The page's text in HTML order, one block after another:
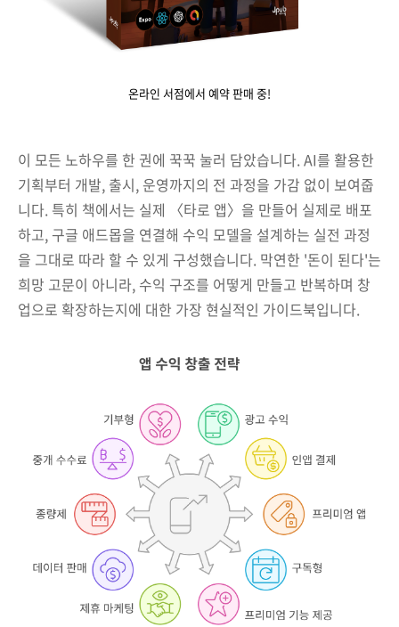
온라인 서점에서 예약 판매 중!
이 모든 노하우를 한 권에 꾹꾹 눌러 담았습니다. AI를 활용한
기획부터 개발, 출시, 운영까지의 전 과정을 가감 없이 보여줍
니다. 특히 책에서는 실제 〈타로 앱〉을 만들어 실제로 배포
하고, 구글 애드몹을 연결해 수익 모델을 설계하는 실전 과정
을 그대로 따라 할 수 있게 구성했습니다. 막연한 '돈이 된다'는
희망 고문이 아니라, 수익 구조를 어떻게 만들고 반복하며 창
업으로 확장하는지에 대한 가장 현실적인 가이드북입니다.